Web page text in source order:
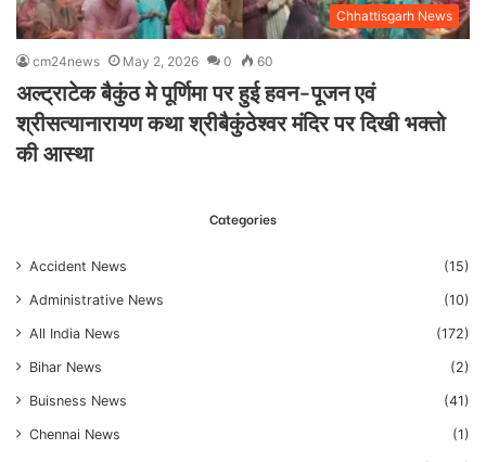
Chhattisgarh News
cm24news May 2, 2026 0 60
अल्ट्राटेक बैकुंठ मे पूर्णिमा पर हुई हवन-पूजन एवं
श्रीसत्यानारायण कथा श्रीबैकुंठेश्वर मंदिर पर दिखी भक्तो
की आस्था
Categories
Accident News (15)
Administrative News (10)
All India News (172)
Bihar News (2)
Buisness News (41)
Chennai News (1)